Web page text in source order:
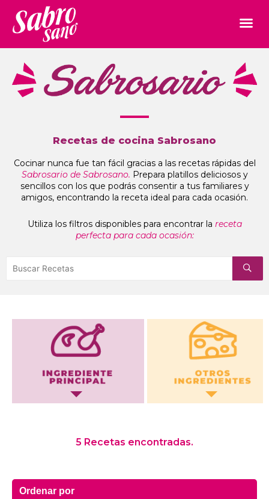
Recetas de cocina Sabrosano
Cocinar nunca fue tan fácil gracias a las recetas rápidas del
Sabrosario de Sabrosano. Prepara platillos deliciosos y
sencillos con los que podrás consentir a tus familiares y
amigos, encontrando la receta ideal para cada ocasión.
Utiliza los filtros disponibles para encontrar la receta
perfecta para cada ocasión:
Otros Ingredientes
5 Recetas encontradas.